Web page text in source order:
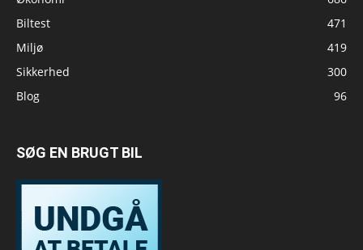
Biltest
471
Miljø
419
Sikkerhed
300
Blog
96
SØG EN BRUGT BIL